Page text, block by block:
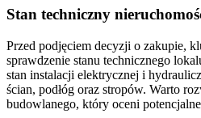
Stan techniczny
Przed podjęciem decyzji o zakupie,
sprawdzenie stanu technicznego
stan instalacji elektrycznej i
ścian, podłóg oraz stropów. Warto
budowlanego, który oceni